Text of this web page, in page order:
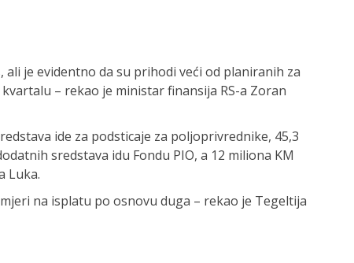
je evidentno da su prihodi veći od planiranih za
– rekao je ministar finansija RS-a Zoran
ide za podsticaje za poljoprivrednike, 45,3
sredstava idu Fondu PIO, a 12 miliona KM
Luka.
na isplatu po osnovu duga – rekao je Tegeltija